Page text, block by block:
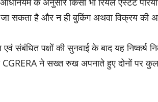
जा सकता है और न ही बुकिंग अथवा विक्रय की
संबंधित पक्षों की सुनवाई के बाद यह निष्कर्ष
ने सख्त रुख अपनाते हुए दोनों पर